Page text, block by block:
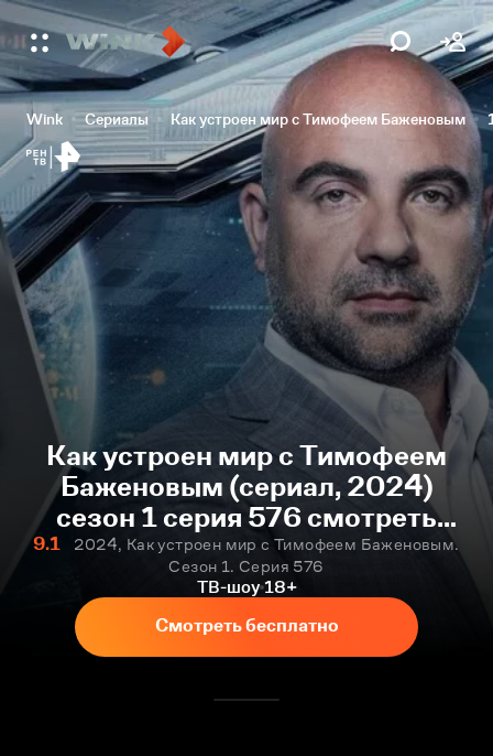
Wink Сериалы Как устроен мир с Тимофеем Баженовым
Как устроен мир с Тимофеем
Баженовым (сериал, 2024)
сезон 1 серия 576 смотреть
онлайн бесплатно
9.1
2024, Как устроен мир с Тимофеем Баженовым.
Сезон 1. Серия 576
ТВ-шоу 18+
Смотреть бесплатно